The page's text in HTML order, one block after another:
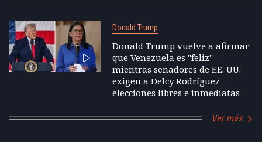
Donald Trump
Donald Trump vuelve a afirmar
que Venezuela es "feliz"
mientras senadores de EE. UU.
exigen a Delcy Rodríguez
elecciones libres e inmediatas
Ver más